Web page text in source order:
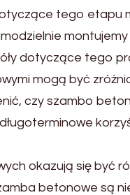
tego etapu
dotyczące tego
mogą być
czy szambo
okazują się być
betonowe są